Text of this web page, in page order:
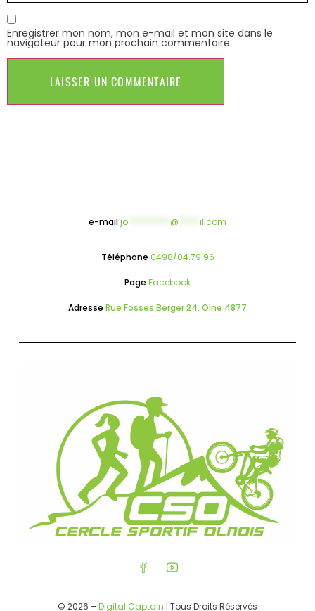
Enregistrer mon nom, mon e-mail et mon site dans le
navigateur pour mon prochain commentaire.
e-mailjo @ il.com
Téléphone 0498/04.79.96
Page Facebook
Adresse Rue Fosses Berger 24, Olne 4877
© 2026 –Digital Captain | Tous Droits Réservés